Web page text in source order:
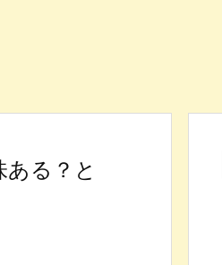
ある？と